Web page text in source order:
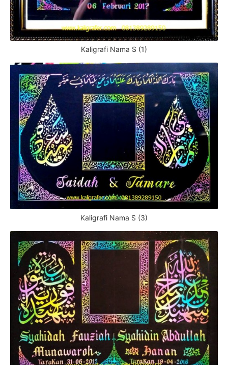
Kaligrafi Nama S (1)
Kaligrafi Nama S (3)